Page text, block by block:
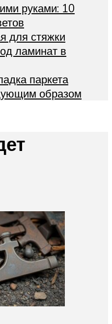
руками: 10
для стяжки
ламинат в
паркета
образом